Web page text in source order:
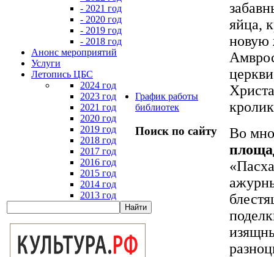
- 2021 год
- 2020 год
- 2019 год
- 2018 год
Анонс мероприятий
Услуги
Летопись ЦБС
2024 год
2023 год
2021 год
2020 год
2019 год
2018 год
2017 год
2016 год
2015 год
2014 год
2013 год
График работы
библиотек
Поиск по сайту
яйца,
новую
Во